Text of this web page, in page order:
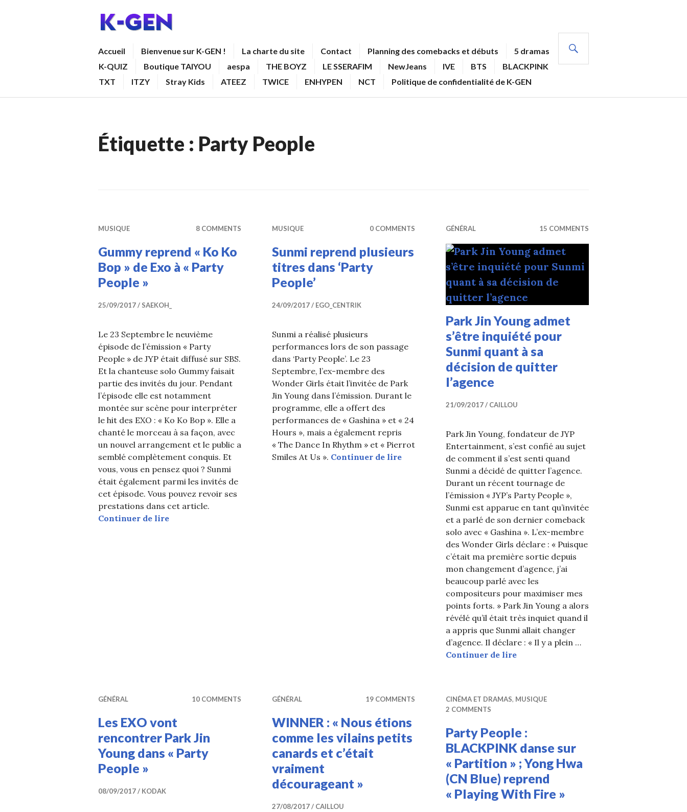
Accueil Bienvenue sur K-GEN ! La charte du site Contact Planning des comebacks et débuts
5 dramas
K-QUIZ
Boutique TAIYOU aespa THE BOYZ LE SSERAFIM NewJeans IVE BTS
BLACKPINK
TXT
ITZY Stray Kids ATEEZ TWICE ENHYPEN NCT Politique de confidentialité de K-GEN
Étiquette : Party People
MUSIQUE 8 COMMENTS
Gummy reprend « Ko Ko
Bop » de Exo à « Party
People »
25/09/2017 SAEKOH_
Le 23 Septembre le neuvième
épisode de l’émission « Party
People » de JYP était diffusé sur SBS.
Et la chanteuse solo Gummy faisait
partie des invités du jour. Pendant
l’épisode elle est notamment
montée sur scène pour interpréter
le hit des EXO : « Ko Ko Bop ». Elle a
chanté le morceau à sa façon, avec
un nouvel arrangement et le public a
semblé complètement conquis. Et
vous, vous en pensez quoi ? Sunmi
était également parmi les invités de
cet épisode. Vous pouvez revoir ses
prestations dans cet article.
Continuer de lireGummy reprend « Ko Ko Bop » de Exo à « Party People »
MUSIQUE 0 COMMENTS
Sunmi reprend plusieurs
titres dans ‘Party
People’
24/09/2017 EGO_CENTRIK
Sunmi a réalisé plusieurs
performances lors de son passage
dans ‘Party People’. Le 23
Septembre, l’ex-membre des
Wonder Girls était l’invitée de Park
Jin Young dans l’émission. Durant le
programme, elle a offert des
performances de « Gashina » et « 24
Hours », mais a également repris
« The Dance In Rhythm » et « Pierrot
Smiles At Us ». Continuer de lireSunmi reprend plusieurs titres dans ‘Party People’
GÉNÉRAL 15 COMMENTS
Park Jin Young admet
s’être inquiété pour
Sunmi quant à sa
décision de quitter
l’agence
21/09/2017 CAILLOU
Park Jin Young, fondateur de JYP
Entertainment, s’est confié au sujet
de comment il s’est senti quand
Sunmi a décidé de quitter l’agence.
Durant un récent tournage de
l’émission « JYP’s Party People »,
Sunmi est apparue en tant qu’invitée
et a parlé de son dernier comeback
solo avec « Gashina ». L’ex-membre
des Wonder Girls déclare : « Puisque
c’était ma première sortie depuis
mon changement d’agence, j’ai
beaucoup parlé avec les
compositeurs pour maximiser mes
points forts. » Park Jin Young a alors
révélé qu’il était très inquiet quand il
a appris que Sunmi allait changer
d’agence. Il déclare : « Il y a plein …
Continuer de lirePark Jin Young admet s’être inquiété
GÉNÉRAL 10 COMMENTS
Les EXO vont
rencontrer Park Jin
Young dans « Party
People »
08/09/2017 KODAK
GÉNÉRAL 19 COMMENTS
WINNER : « Nous étions
comme les vilains petits
canards et c’était
vraiment
décourageant »
27/08/2017 CAILLOU
CINÉMA ET DRAMAS, MUSIQUE
2 COMMENTS
Party People :
BLACKPINK danse sur
« Partition » ; Yong Hwa
(CN Blue) reprend
« Playing With Fire »